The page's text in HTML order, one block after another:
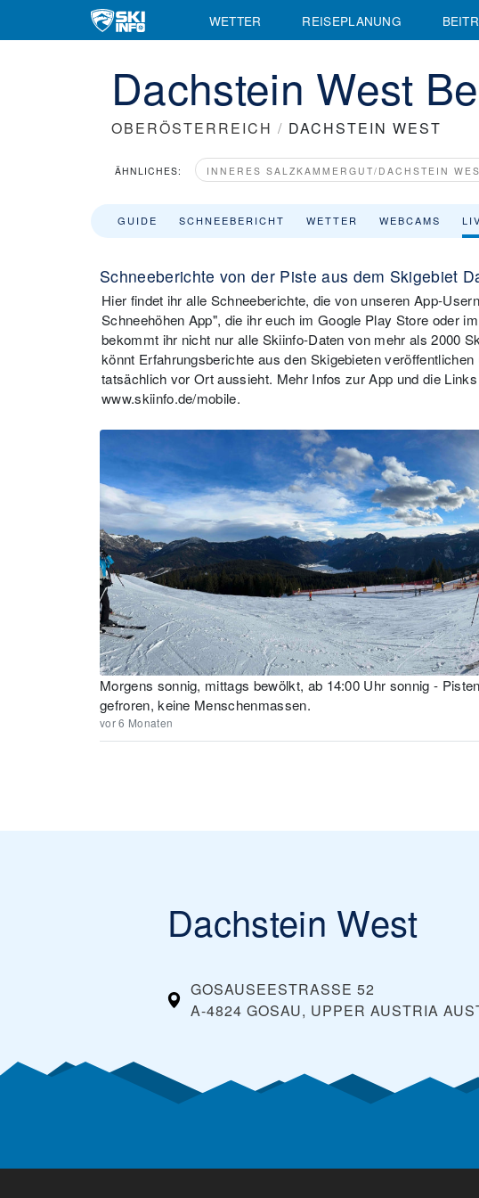
WETTER REISEPLANUNG
Dachstein West
OBERÖSTERREICH / DACHSTEIN WEST
ÄHNLICHES: INNERES SALZKAMMERGUT/DACHSTEIN
GUIDE SCHNEEBERICHT WETTER WEBCAMS
Schneeberichte von der Piste aus dem Skigebiet
Hier findet ihr alle Schneeberichte, die von unseren App-
Schneehöhen App", die ihr euch im Google Play Store oder
bekommt ihr nicht nur alle Skiinfo-Daten von mehr als 2000
könnt Erfahrungsberichte aus den Skigebieten
tatsächlich vor Ort aussieht. Mehr Infos zur App und die
www.skiinfo.de/mobile.
Morgens sonnig, mittags bewölkt, ab 14:00 Uhr sonnig -
gefroren, keine Menschenmassen.
vor 6 Monaten
Dachstein West
GOSAUSEESTRASSE 52
A-4824 GOSAU, UPPER AUSTRIA